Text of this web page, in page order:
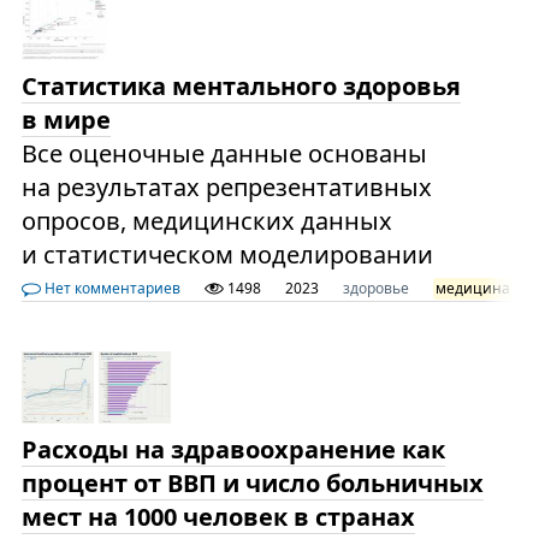
Статистика ментального здоровья
в мире
Все оценочные данные основаны
на результатах репрезентативных
опросов, медицинских данных
и статистическом моделировании
Нет комментариев 1498 2023 здоровье медицина
Расходы на здравоохранение как
процент от ВВП и число больничных
мест на 1000 человек в странах